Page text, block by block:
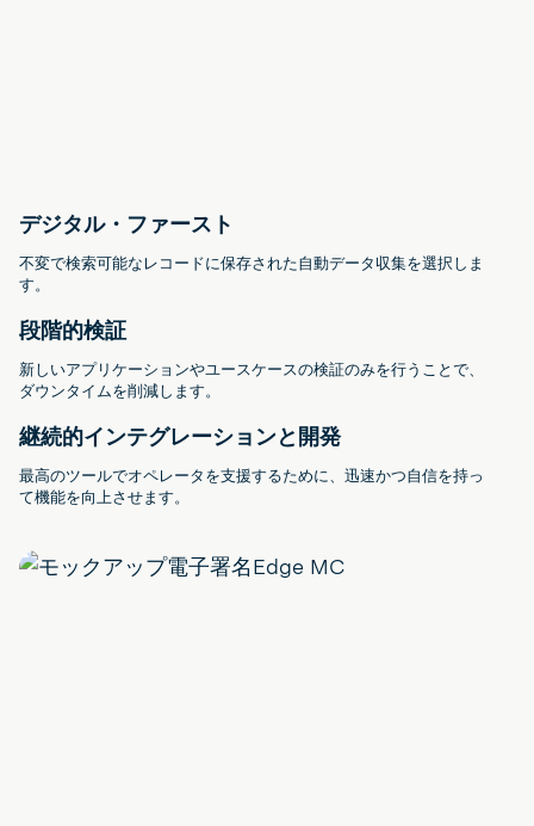
デジタル・ファースト
不変で検索可能なレコードに保存された自動データ収集を選択しま
す。
段階的検証
新しいアプリケーションやユースケースの検証のみを行うことで、
ダウンタイムを削減します。
継続的インテグレーションと開発
最高のツールでオペレータを支援するために、迅速かつ自信を持っ
て機能を向上させます。